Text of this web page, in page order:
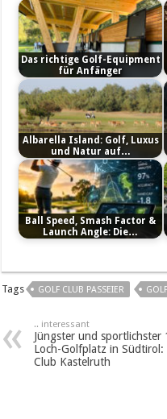
Das richtige Golf-Equipment
für Anfänger
Albarella Island: Golf, Luxus
und Natur auf…
Ball Speed, Smash Factor &
Launch Angle: Die…
Tags GOLF CLUB PASSEIER
.. interessant
Jüngster und sportlichster
Loch-Golfplatz in Südtirol:
Club Kastelruth